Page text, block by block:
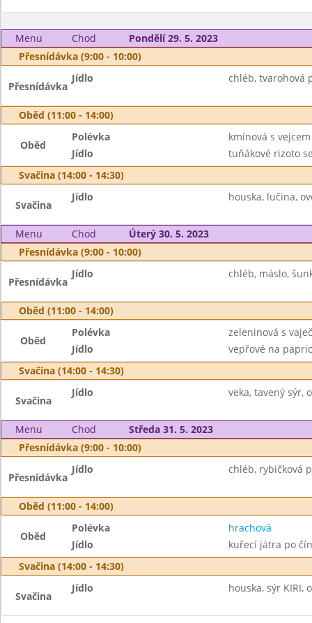
Menu Chod
Pondělí 29. 5. 2023
Přesnídávka (9:00 - 10:00)
Přesnídávka
Jídlo chléb, tvarohová
Oběd (11:00 - 14:00)
Oběd
Polévka
kmínová s vejcem
Jídlo
tuňákové rizoto
Svačina (14:00 - 14:30)
Svačina
Jídlo houska, lučina,
Menu Chod
Úterý 30. 5. 2023
Přesnídávka (9:00 - 10:00)
Přesnídávka
Jídlo chléb, máslo,
Oběd (11:00 - 14:00)
Oběd
Polévka
zeleninová s
Jídlo
vepřové na
Svačina (14:00 - 14:30)
Svačina
Jídlo veka, tavený sýr,
Menu Chod
Středa 31. 5. 2023
Přesnídávka (9:00 - 10:00)
Přesnídávka
Jídlo chléb, rybičková
Oběd (11:00 - 14:00)
Oběd
Polévka
hrachová
Jídlo
kuřecí játra po
Svačina (14:00 - 14:30)
Svačina
Jídlo houska, sýr KIRI,